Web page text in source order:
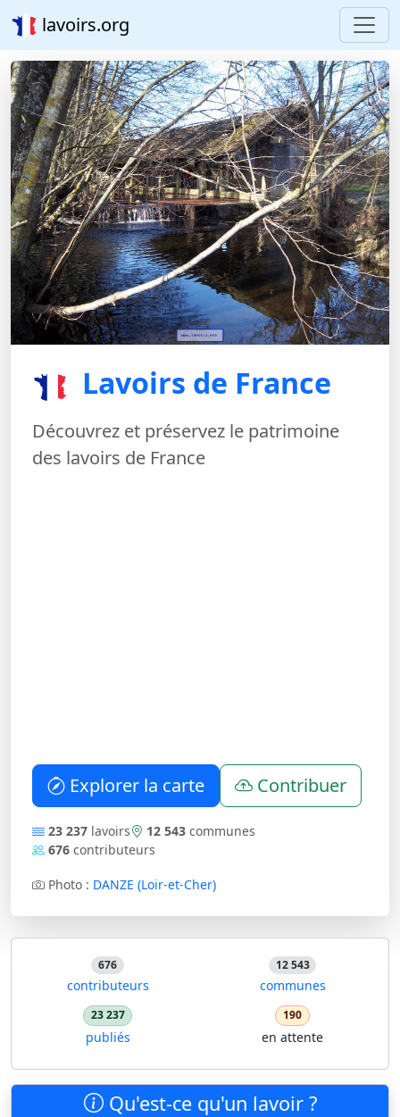
lavoirs.org
Lavoirs de France
Découvrez et préservez le patrimoine
des lavoirs de France
Explorer la carte Contribuer
23 237 lavoirs 12 543 communes
676 contributeurs
Photo : DANZE (Loir-et-Cher)
676
contributeurs
12 543
communes
23 237
publiés
190
en attente
Qu'est-ce qu'un lavoir ?